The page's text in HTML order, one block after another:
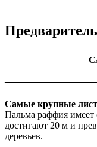
Самые крупные
Пальма раффия
достигают 20 м и
деревьев.